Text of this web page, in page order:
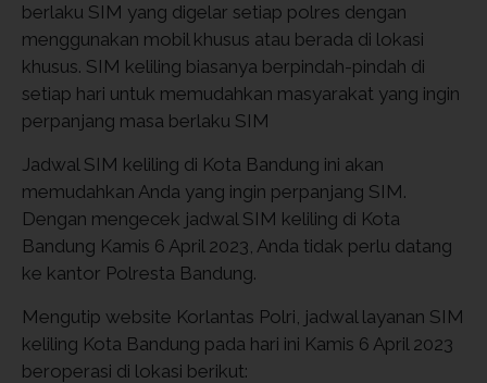
berlaku SIM yang digelar setiap polres dengan
menggunakan mobil khusus atau berada di lokasi
khusus. SIM keliling biasanya berpindah-pindah di
setiap hari untuk memudahkan masyarakat yang ingin
perpanjang masa berlaku SIM
Jadwal SIM keliling di Kota Bandung ini akan
memudahkan Anda yang ingin perpanjang SIM.
Dengan mengecek jadwal SIM keliling di Kota
Bandung Kamis 6 April 2023, Anda tidak perlu datang
ke kantor Polresta Bandung.
Mengutip website Korlantas Polri, jadwal layanan SIM
keliling Kota Bandung pada hari ini Kamis 6 April 2023
beroperasi di lokasi berikut: